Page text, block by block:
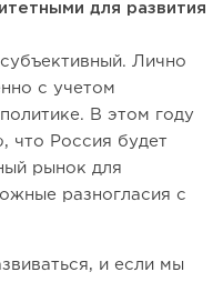
для развития
Лично
с учетом
В этом году
что Россия будет
рынок для
разногласия с
и если мы